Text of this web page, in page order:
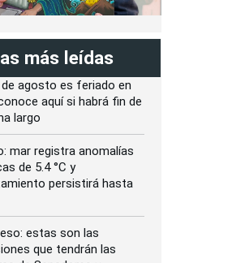
más leídas
agosto es feriado en
aquí si habrá fin de
largo
mar registra anomalías
de 5.4 °C y
persistirá hasta
estas son las
que tendrán las